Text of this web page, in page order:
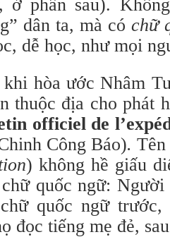
ở phần sau).
dân ta, mà có chữ
dễ học, như mọi
hòa ước Nhâm
thuộc địa cho phát
Công Báo).
) không hề giấu
quốc ngữ:
quốc ngữ
đọc tiếng mẹ đẻ,